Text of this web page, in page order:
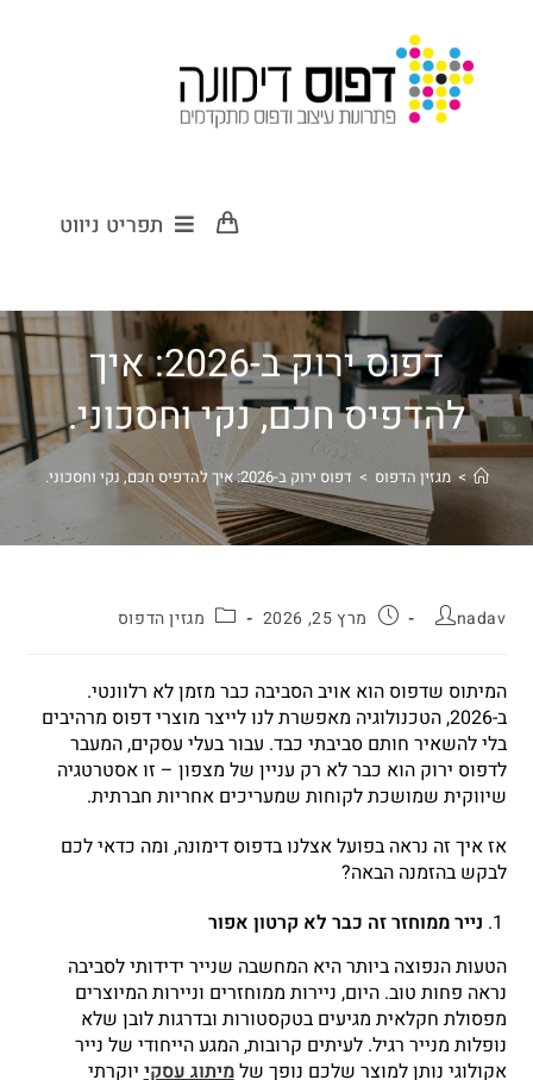
תפריט ניווט
דפוס ירוק ב-2026: איך
להדפיס חכם, נקי וחסכוני.
> מגזין הדפוס > דפוס ירוק ב-2026: איך להדפיס חכם, נקי וחסכוני.
nadav מרץ 25, 2026 מגזין הדפוס
המיתוס שדפוס הוא אויב הסביבה כבר מזמן לא רלוונטי.
ב-2026, הטכנולוגיה מאפשרת לנו לייצר מוצרי דפוס מרהיבים
בלי להשאיר חותם סביבתי כבד. עבור בעלי עסקים, המעבר
לדפוס ירוק הוא כבר לא רק עניין של מצפון – זו אסטרטגיה
שיווקית שמושכת לקוחות שמעריכים אחריות חברתית.
אז איך זה נראה בפועל אצלנו בדפוס דימונה, ומה כדאי לכם
לבקש בהזמנה הבאה?
נייר ממוחזר זה כבר לא קרטון אפור
הטעות הנפוצה ביותר היא המחשבה שנייר ידידותי לסביבה
נראה פחות טוב. היום, ניירות ממוחזרים וניירות המיוצרים
מפסולת חקלאית מגיעים בטקסטורות ובדרגות לובן שלא
נופלות מנייר רגיל. לעיתים קרובות, המגע הייחודי של נייר
אקולוגי נותן למוצר שלכם נופך שלמיתוג עסקייוקרתי